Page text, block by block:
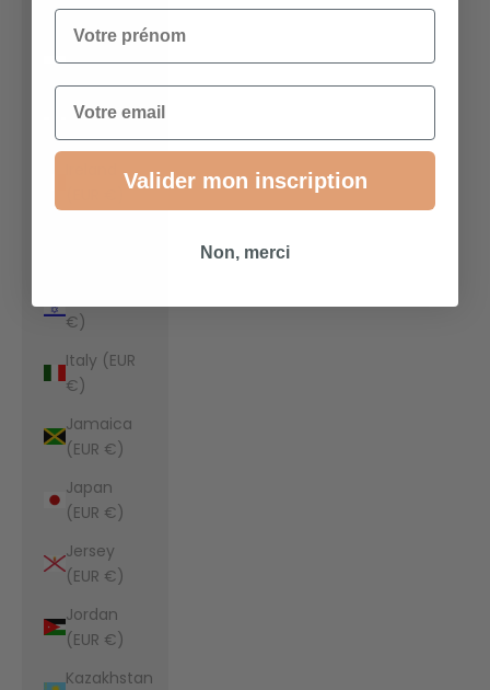
Indonesia
(EUR €)
Iraq (EUR
€)
Italy (EUR
€)
Jamaica
(EUR €)
Japan
(EUR €)
Jersey
(EUR €)
Jordan
(EUR €)
Kazakhstan
Votre prénom
Email
Valider mon inscription
Non, merci